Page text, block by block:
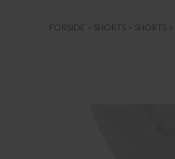
FORSIDE SHORTS SHORTS